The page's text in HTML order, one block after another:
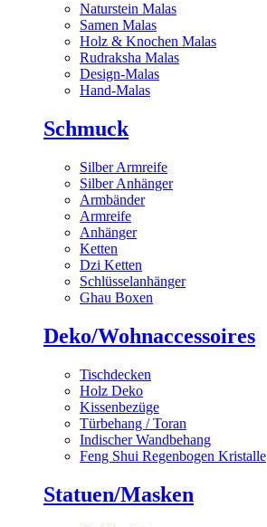
Naturstein Malas
Samen Malas
Holz & Knochen Malas
Rudraksha Malas
Design-Malas
Hand-Malas
Schmuck
Silber Armreife
Silber Anhänger
Armbänder
Armreife
Anhänger
Ketten
Dzi Ketten
Schlüsselanhänger
Ghau Boxen
Deko/Wohnaccessoires
Tischdecken
Holz Deko
Kissenbezüge
Türbehang / Toran
Indischer Wandbehang
Feng Shui Regenbogen Kristalle
Statuen/Masken